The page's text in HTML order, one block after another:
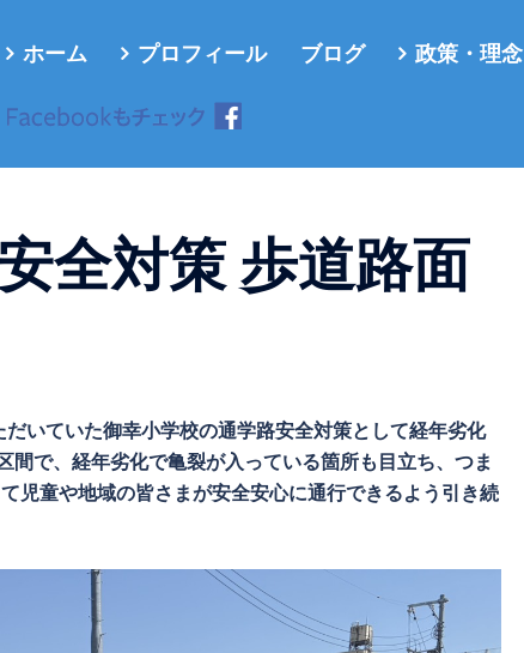
ホーム プロフィール ブログ 政策・理念
全対策 歩道路面
いていた御幸小学校の通学路安全対策として経年劣化
で、経年劣化で亀裂が入っている箇所も目立ち、つま
児童や地域の皆さまが安全安心に通行できるよう引き続